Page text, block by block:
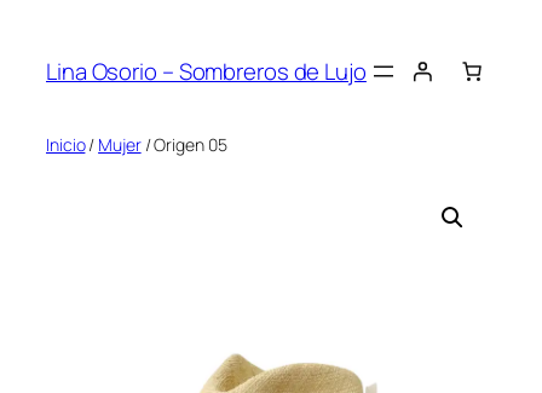
contenido
Lina Osorio – Sombreros de Lujo
Inicio/ Mujer/ Origen 05